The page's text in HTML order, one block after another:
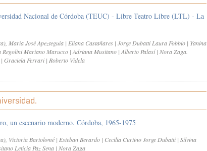
Nacional de Córdoba (TEUC) - Libre Teatro Libre (LTL) - La
María José Apezteguía | Eliana Castañares | Jorge Dubatti Laura Fobbio | Yanina
Mariano Marucco | Adriana Musitano | Alberto Palasí | Nora Zaga.
Graciela Ferrari | Roberto Videla
un escenario moderno. Córdoba, 1965-1975
Victoria Bartolomé | Esteban Berardo | Cecilia Curtino Jorge Dubatti | Silvina
Leticia Paz Sena | Nora Zaga